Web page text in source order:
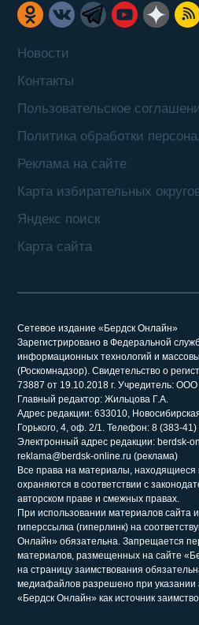
Новости
Контакты
Пользовательское
Политика обработки
Реклама на сайте
Карта избирательных
Яндекс поиск
Карта сайта
Сетевое издание «Бердск Онлайн»
Зарегистрировано в Федеральной
информационных технологий и
(Роскомнадзор). Свидетельство о
73887 от 19.10.2018 г. Учредитель:
Главный редактор: Жильцова Г.А.
Адрес редакции: 633010,
Горького, 4, оф. 2/1. Телефон: 8 (383-
Электронный адрес редакции: berdsk-
reklama@berdsk-online.ru (реклама)
Все права на материалы,
охраняются в соответствии с
авторском праве и смежных правах.
При использовании материалов сайта
гиперссылка (гиперлинк) на
Онлайн» обязательна. Запрещается
материалов, размещенных на сайте
на страницу заимствования
медиафайлов разрешено при указании
«Бердск Онлайн» как источник